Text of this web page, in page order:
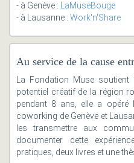
- à Genève : LaMuseBouge
- à Lausanne : Work'n'Share
Au service de la cause
La Fondation Muse soutient
potentiel créatif de la région
pendant 8 ans, elle a opéré
coworking de Genève et
les transmettre aux
documenter cette
pratiques, deux livres et une